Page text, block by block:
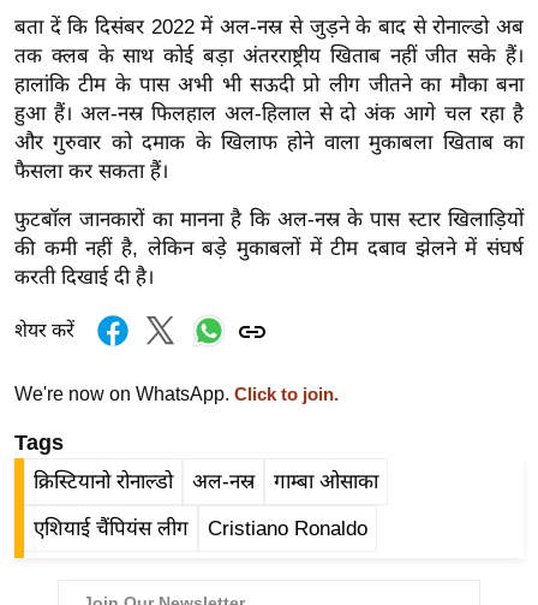
व
र्ल्ड
न्यू
ज
ब्री
फ
म
नो
रं
न
ग
त
बॉ
वु
बता दें कि दिसंबर 2022 में अल-नस्र से जुड़ने के बाद से रोनाल्डो अब
तक क्लब के साथ कोई बड़ा अंतरराष्ट्रीय खिताब नहीं जीत सके हैं।
हालांकि टीम के पास अभी भी सऊदी प्रो लीग जीतने का मौका बना
हुआ हैं। अल-नस्र फिलहाल अल-हिलाल से दो अंक आगे चल रहा है
और गुरुवार को दमाक के खिलाफ होने वाला मुकाबला खिताब का
फैसला कर सकता हैं।
फुटबॉल जानकारों का मानना है कि अल-नस्र के पास स्टार खिलाड़ियों
की कमी नहीं है, लेकिन बड़े मुकाबलों में टीम दबाव झेलने में संघर्ष
करती दिखाई दी है।
शेयर करें
We're now on WhatsApp. Click to join.
Tags
क्रिस्टियानो रोनाल्डो अल-नस्र गाम्बा ओसाका
एशियाई चैंपियंस लीग Cristiano Ronaldo